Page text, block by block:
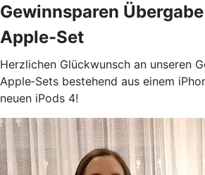
Gewinnsparen Übergabe
Apple-Set
Herzlichen Glückwunsch an unseren
Apple‑Sets bestehend aus einem
neuen iPods 4!